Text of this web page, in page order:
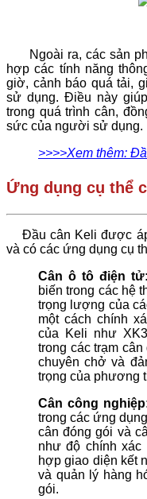
Ngoài ra, các sản
hợp các tính năng
giờ, cảnh báo quá tải,
sử dụng. Điều này
trong quá trình cân,
sức của người sử dụng.
>>>>Xem thêm:
Ứng dụng cụ thể
Đầu cân Keli được
và có các ứng dụng cụ
Cân ô tô điện tử:
biến trong các hệ
trọng lượng của
một cách chính
của Keli như
trong các trạm
chuyên chở và
trọng của phương
Cân công
trong các ứng
cân đóng gói và
như độ chính xác
hợp giao diện kết
và quản lý hàng
gói.